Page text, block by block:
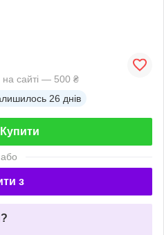
на сайті — 500 ₴
26 днів
Купити
або
з